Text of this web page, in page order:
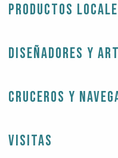
Productos
Diseñadores y
Cruceros y
Visitas
99
nosotros